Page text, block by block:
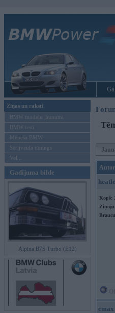
Ziņas un raksti
BMW modeļu jaunumi
BMW testi
Mēneša BMW
Sērijveida tūnings
Vel...
Gadījuma bilde
Alpina B7S Turbo (E12)
Kopš:
cmax